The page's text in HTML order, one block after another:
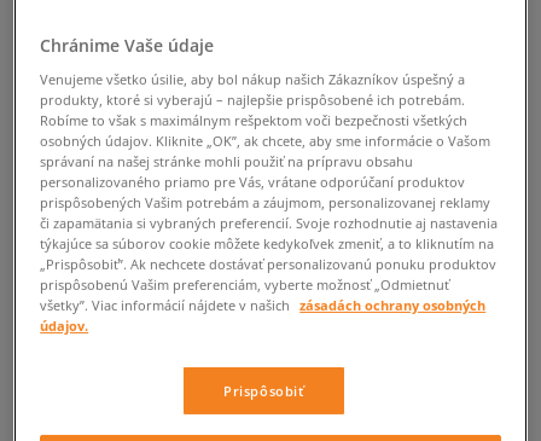
Chránime Vaše údaje
Venujeme všetko úsilie, aby bol nákup našich Zákazníkov úspešný a
produkty, ktoré si vyberajú – najlepšie prispôsobené ich potrebám.
Robíme to však s maximálnym rešpektom voči bezpečnosti všetkých
osobných údajov. Kliknite „OK”, ak chcete, aby sme informácie o Vašom
správaní na našej stránke mohli použiť na prípravu obsahu
personalizovaného priamo pre Vás, vrátane odporúčaní produktov
prispôsobených Vašim potrebám a záujmom, personalizovanej reklamy
či zapamätania si vybraných preferencií. Svoje rozhodnutie aj nastavenia
týkajúce sa súborov cookie môžete kedykoľvek zmeniť, a to kliknutím na
„Prispôsobiť”. Ak nechcete dostávať personalizovanú ponuku produktov
prispôsobenú Vašim preferenciám, vyberte možnosť „Odmietnuť
všetky”. Viac informácií nájdete v našich
zásadách ochrany osobných
údajov.
Prispôsobiť